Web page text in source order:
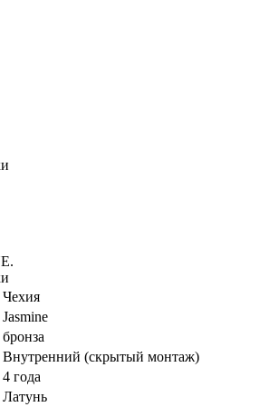
Чехия
Jasmine
бронза
Внутренний (скрытый монтаж)
4 года
Латунь